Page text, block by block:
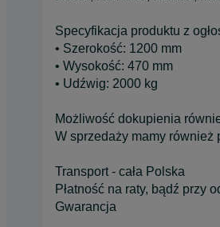
Specyfikacja produktu z
• Szerokość: 1200 mm
• Wysokość: 470 mm
• Udźwig: 2000 kg
Możliwość dokupienia
W sprzedaży mamy również
Transport - cała Polska
Płatność na raty, bądź przy
Gwarancja